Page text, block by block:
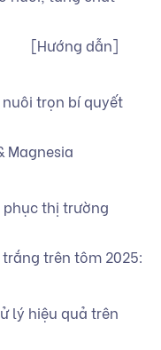
[Hướng dẫn]
trọn bí quyết
Magnesia
phục thị trường
trên tôm 2025:
lý hiệu quả trên